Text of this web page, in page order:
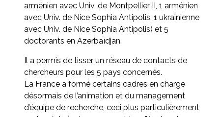
arménien avec Univ. de Montpellier II, 1 arménien
avec Univ. de Nice Sophia Antipolis, 1 ukrainienne
avec Univ. de Nice Sophia Antipolis) et 5
doctorants en Azerbaïdjan.
Il a permis de tisser un réseau de contacts de
chercheurs pour les 5 pays concernés.
La France a formé certains cadres en charge
désormais de l’animation et du management
d’équipe de recherche, ceci plus particulièrement